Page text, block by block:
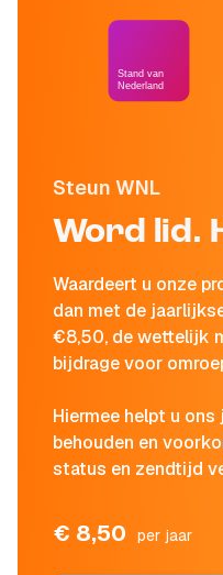
Steun WNL
Word lid.
Waardeert u onze
dan met de
€8,50, de wettelijk
bijdrage voor
Hiermee helpt u
behouden en
status en zendtijd
€ 8,50 per jaar
Stand van
Nederland